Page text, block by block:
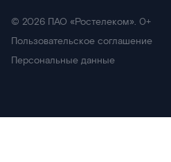
© 2026 ПАО «Ростелеком». 0+
Пользовательское соглашение
Персональные данные